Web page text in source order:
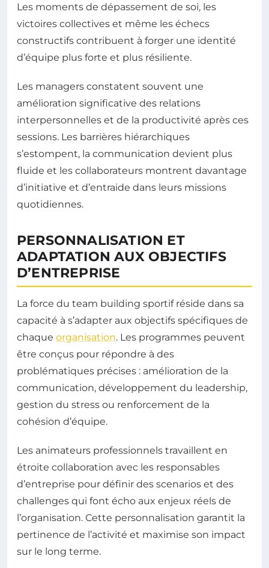
Les moments de dépassement de soi, les
victoires collectives et même les échecs
constructifs contribuent à forger une identité
d’équipe plus forte et plus résiliente.
Les managers constatent souvent une
amélioration significative des relations
interpersonnelles et de la productivité après ces
sessions. Les barrières hiérarchiques
s’estompent, la communication devient plus
fluide et les collaborateurs montrent davantage
d’initiative et d’entraide dans leurs missions
quotidiennes.
PERSONNALISATION ET
ADAPTATION AUX OBJECTIFS
D’ENTREPRISE
La force du team building sportif réside dans sa
capacité à s’adapter aux objectifs spécifiques de
chaque organisation. Les programmes peuvent
être conçus pour répondre à des
problématiques précises : amélioration de la
communication, développement du leadership,
gestion du stress ou renforcement de la
cohésion d’équipe.
Les animateurs professionnels travaillent en
étroite collaboration avec les responsables
d’entreprise pour définir des scenarios et des
challenges qui font écho aux enjeux réels de
l’organisation. Cette personnalisation garantit la
pertinence de l’activité et maximise son impact
sur le long terme.